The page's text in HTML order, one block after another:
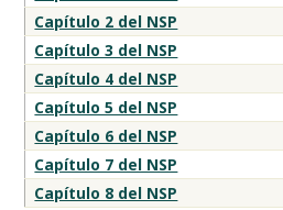
NSP
Capítulo 2 del NSP
Capítulo 3 del NSP
Capítulo 4 del NSP
Capítulo 5 del NSP
Capítulo 6 del NSP
Capítulo 7 del NSP
Capítulo 8 del NSP